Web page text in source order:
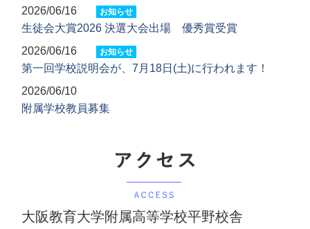
2026/06/16
お知らせ
生徒会大賞2026 決選大会出場 優秀賞受賞
2026/06/16
お知らせ
第一回学校説明会が、7月18日(土)に行われます！
2026/06/10
附属学校教員募集
大阪教育大学附属高等学校平野校舎